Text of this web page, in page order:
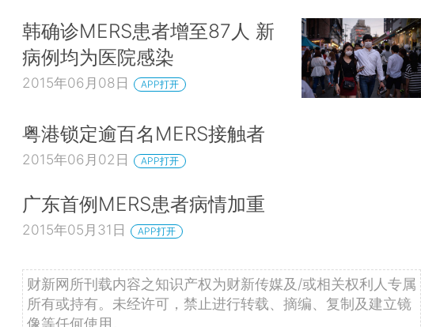
韩确诊MERS患者增至87人 新
病例均为医院感染
2015年06月08日 APP打开
粤港锁定逾百名MERS接触者
2015年06月02日 APP打开
广东首例MERS患者病情加重
2015年05月31日 APP打开
财新网所刊载内容之知识产权为财新传媒及/或相关权利人专属
所有或持有。未经许可，禁止进行转载、摘编、复制及建立镜
像等任何使用。